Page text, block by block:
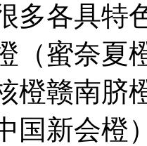
多各具特
（蜜奈夏
橙赣南脐
国新会